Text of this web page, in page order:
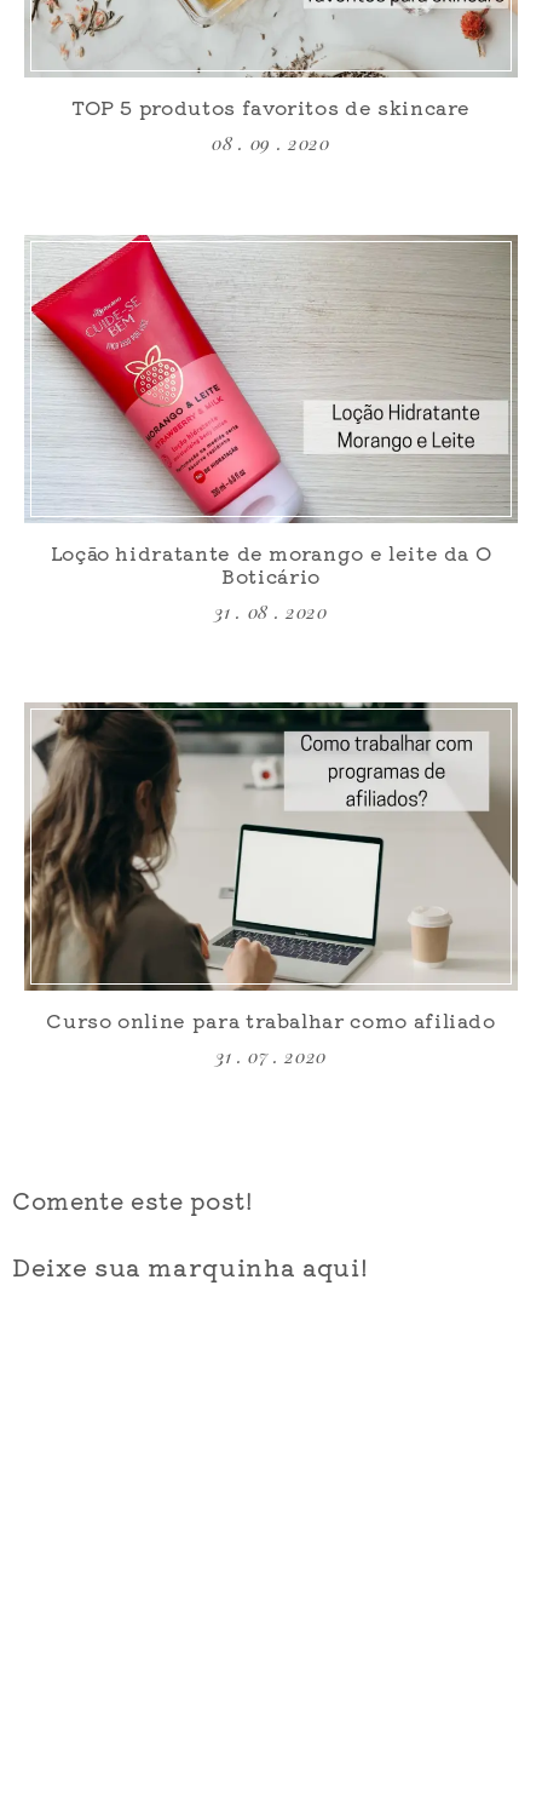
TOP 5 produtos favoritos de skincare
08 . 09 . 2020
Loção hidratante de morango e leite da O
Boticário
31 . 08 . 2020
Curso online para trabalhar como afiliado
31 . 07 . 2020
Comente este post!
Deixe sua marquinha aqui!